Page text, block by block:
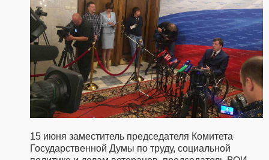
15 июня заместитель председателя Комитета
Государственной Думы по труду, социальной